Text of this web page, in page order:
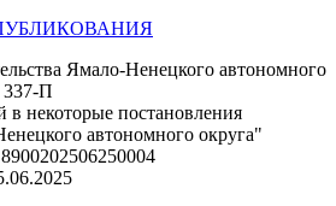
Ямало-Ненецкого автономного
337-П
некоторые постановления
автономного округа"
8900202506250004